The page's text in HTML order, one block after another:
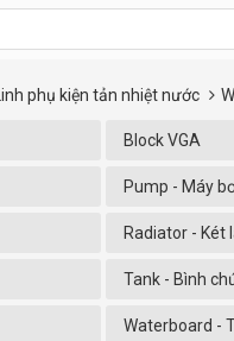
Linh phụ kiện tản nhiệt nước
Block VGA
Pump - Máy
Radiator - Két
Tank - Bình
Waterboard -